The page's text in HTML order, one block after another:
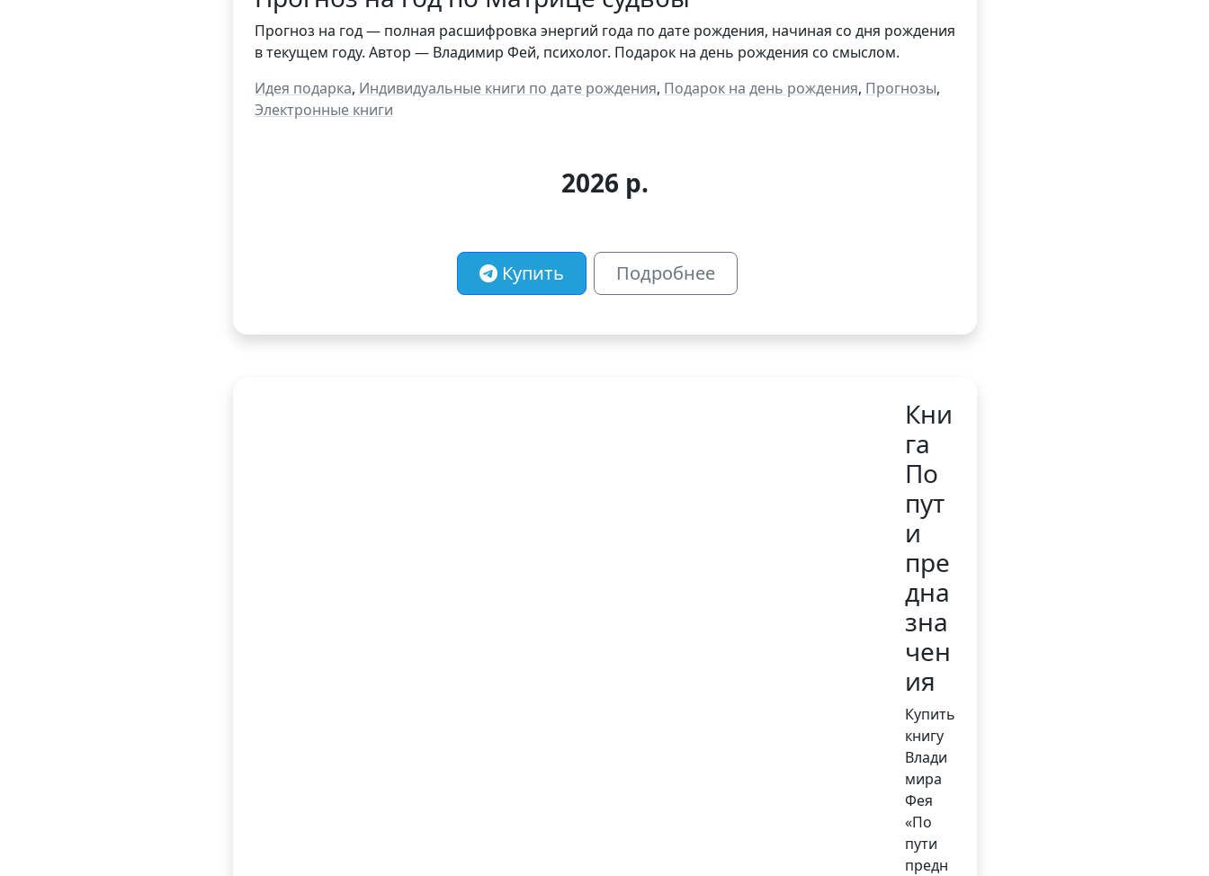
Прогноз на год — полная расшифровка энергий года по дате рождения, начиная со дня рождения
в текущем году. Автор — Владимир Фей, психолог. Подарок на день рождения со смыслом.
Идея подарка, Индивидуальные книги по дате рождения, Подарок на день рождения, Прогнозы,
Электронные книги
2026 р.
Купить Подробнее
Кни
га
По
пут
и
пре
дна
зна
чен
ия
Купить
книгу
Влади
мира
Фея
«По
пути
предн